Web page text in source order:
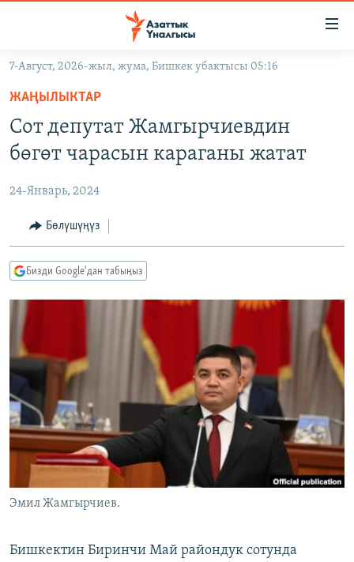
Навигацияга
өтүңүз
Издөөгө
салыңызКЫРГЫЗСТАН
ЭКОНОМИКА
МАДАНИЯТ
ДҮЙНӨ
БОРБОР АЗИЯ
АТАЙЫН ИЛИКТӨӨ
ТВ ПРОГРАММАЛАР
ЭКСПЕРТТЕР ТАЛДАЙТ
ЭЖЕ-СИҢДИЛЕР
АЗАТТЫК+
ЫҢГАЙСЫЗ СУРООЛОР
ӨЗГӨЧӨ ПИКИР
Русский
ОНЛАЙН ШЕРИНЕ
ЭЕ/АРнун бардык сайттары
7-Август, 2026-жыл, жума, Бишкек убактысы 05:16
ЖАҢЫЛЫКТАР
Сот депутат Жамгырчиевдин
бөгөт чарасын караганы жатат
24-Январь, 2024
Бөлүшүңүз
Бизди Google'дан табыңыз
Эмил Жамгырчиев.
Бишкектин Биринчи Май райондук сотунда